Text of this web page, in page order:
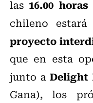
las 16.00 horas
chileno estará
proyecto
que en esta
junto aDelight
Gana), los